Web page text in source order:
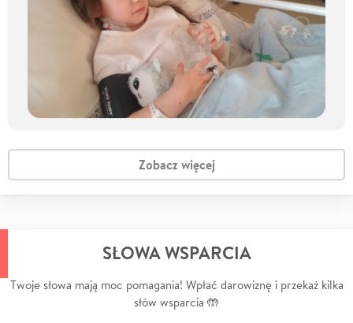
Zobacz więcej
SŁOWA WSPARCIA
Twoje słowa mają moc pomagania! Wpłać darowiznę i przekaż kilka
słów wsparcia 🤲